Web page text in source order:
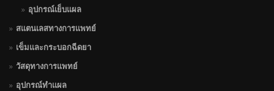
อุปกรณ์เย็บแผล
สแตนเลสทางการแพทย์
เข็มและกระบอกฉีดยา
วัสดุทางการแพทย์
อุปกรณ์ทำแผล